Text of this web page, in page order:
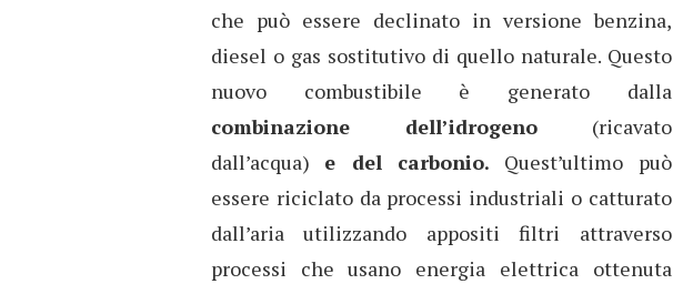
che può essere declinato in versione benzina,
diesel o gas sostitutivo di quello naturale. Questo
nuovo combustibile è generato dalla
combinazione dell’idrogeno(ricavato
dall’acqua) e del carbonio. Quest’ultimo può
essere riciclato da processi industriali o catturato
dall’aria utilizzando appositi filtri attraverso
processi che usano energia elettrica ottenuta